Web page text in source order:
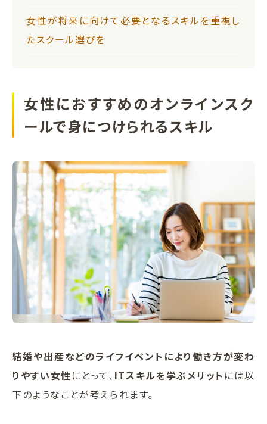
女性が将来に向けて必要となるスキルを重視し
たスクール選びを
女性におすすめのオンラインスク
ールで身につけられるスキル
結婚や出産などのライフイベントにより働き方が変わ
りやすい女性にとって、 ITスキルを学ぶメリット には以
下のようなことが考えられます。